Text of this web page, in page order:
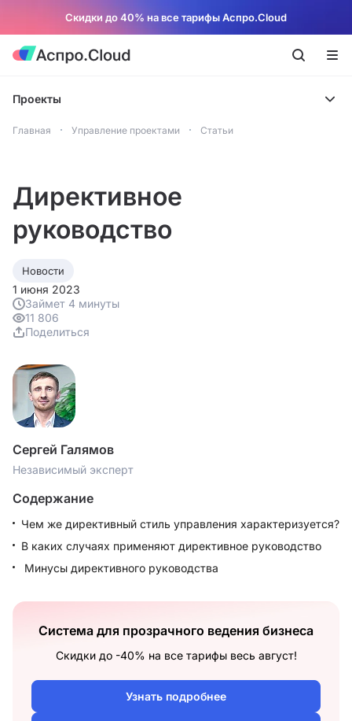
Скидки до 40% на все тарифы Аспро.Cloud
Проекты
Главная Управление проектами Статьи
Директивное
руководство
Новости
1 июня 2023
Займет 4 минуты
11 806
Поделиться
Сергей Галямов
Независимый эксперт
Содержание
Чем же директивный стиль управления характеризуется?
В каких случаях применяют директивное руководство
Минусы директивного руководства
Система для прозрачного ведения бизнеса
Скидки до -40% на все тарифы весь август!
Узнать подробнее